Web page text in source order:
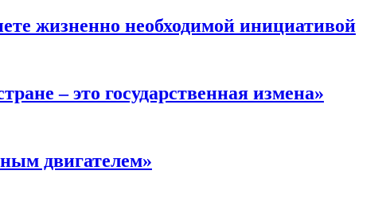
жизненно необходимой инициативой
– это государственная измена»
двигателем»